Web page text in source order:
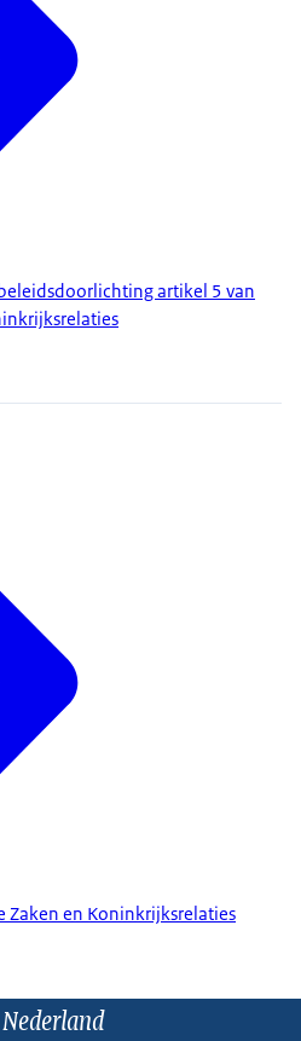
artikel 5 van
Zaken en Koninkrijksrelaties